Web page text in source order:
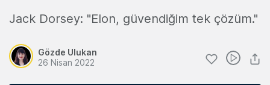
Jack Dorsey: "Elon, güvendiğim tek çözüm."
Gözde Ulukan
26 Nisan 2022